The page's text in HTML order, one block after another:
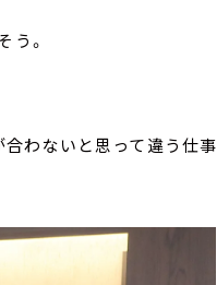
う。
合わないと思って違う仕事